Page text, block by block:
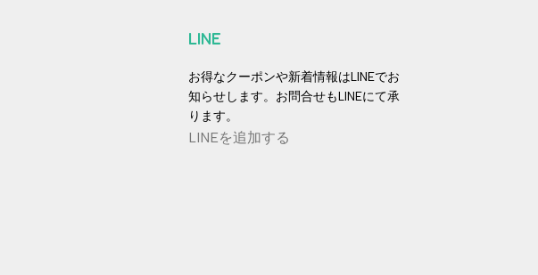
LINE
お得なクーポンや新着情報はLINEでお
知らせします。お問合せもLINEにて承
ります。
LINEを追加する